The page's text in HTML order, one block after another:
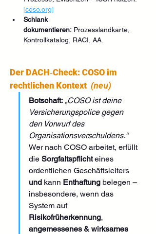
[coso.org]
Schlank
dokumentieren: Prozesslandkarte,
Kontrollkatalog, RACI, AA.
Der DACH‑Check: COSO im
rechtlichen Kontext (neu)
Botschaft: „COSO ist deine
Versicherungspolice gegen
den Vorwurf des
Organisationsverschuldens.“
Wer nach COSO arbeitet, erfüllt
die Sorgfaltspflicht eines
ordentlichen Geschäftsleiters
und kann Enthaftung belegen –
insbesondere, wenn das
System auf
Risikofrüherkennung,
angemessenes & wirksames